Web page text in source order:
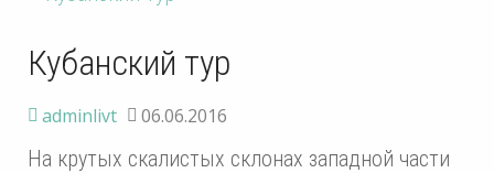
Кубанский тур
adminlivt 06.06.2016
На крутых скалистых склонах западной части